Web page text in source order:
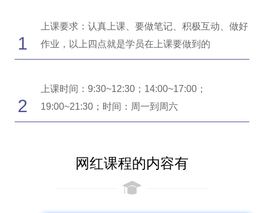
1
上课要求：认真上课、要做笔记、积极互动、做好
作业，以上四点就是学员在上课要做到的
2
上课时间：9:30~12:30；14:00~17:00；
19:00~21:30；时间：周一到周六
网红课程的内容有